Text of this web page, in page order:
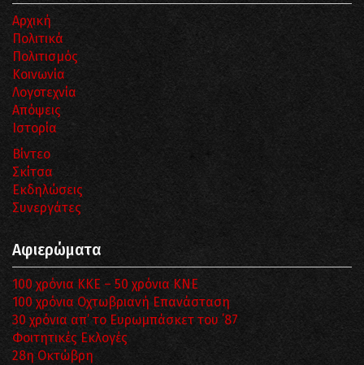
Αρχική
Πολιτικά
Πολιτισμός
Κοινωνία
Λογοτεχνία
Απόψεις
Ιστορία
Βίντεο
Σκίτσα
Εκδηλώσεις
Συνεργάτες
Αφιερώματα
100 χρόνια ΚΚΕ – 50 χρόνια ΚΝΕ
100 χρόνια Οχτωβριανή Επανάσταση
30 χρόνια απ’ το Ευρωμπάσκετ του ΄87
Φοιτητικές Εκλογές
28η Οκτώβρη